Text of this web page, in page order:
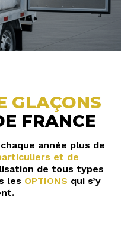
GLAÇONS
FRANCE
chaque année plus de
et de
de tous types
les OPTIONS qui s’y